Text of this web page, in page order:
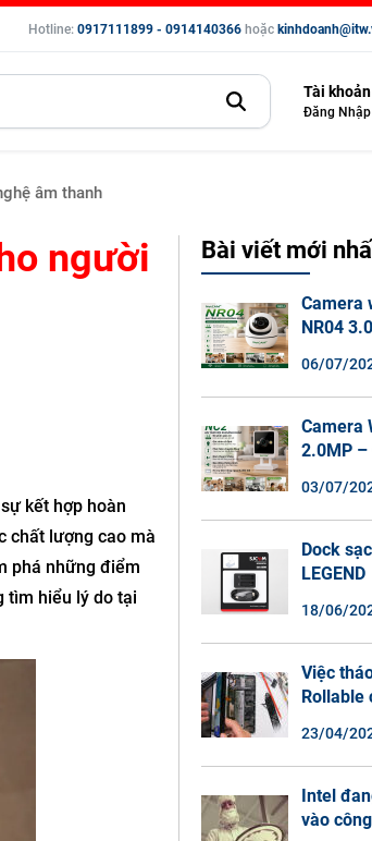
Hotline: 0917111899 - 0914140366 hoặc
Tài khoản
Đăng Nhập
âm thanh
người
kết hợp hoàn
chất lượng cao mà
phá những điểm
tìm hiểu lý do tại
Bài viết mới
Camera
NR04
06/07/
Camera
2.0MP –
Màu
2 Chiều
03/07/
Dock
LEGEND
18/06/
Việc
Rollable
sao điện
cuộn
hướng.
23/04/
Intel
vào